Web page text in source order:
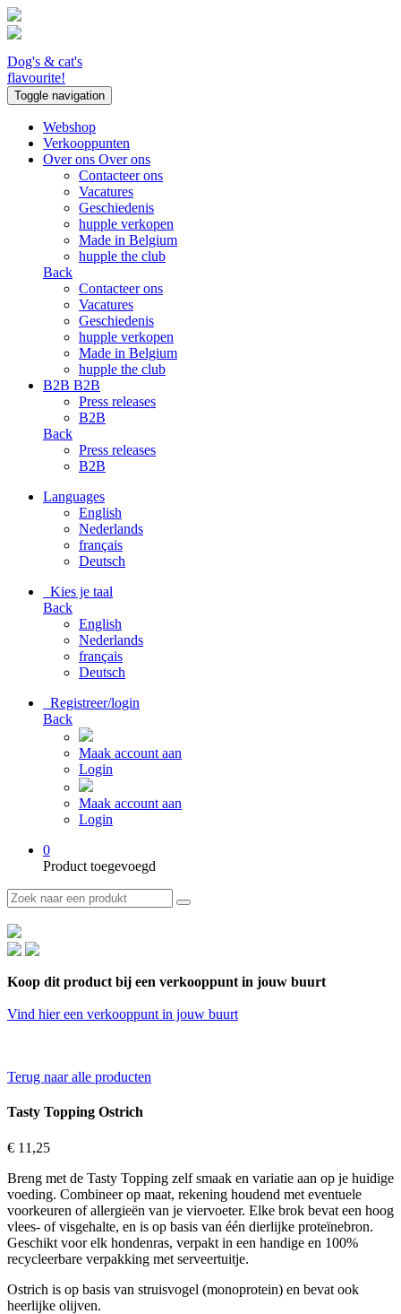
Dog's & cat's
flavourite!
Toggle navigation
Webshop
Verkooppunten
Over ons Over ons
Contacteer ons
Vacatures
Geschiedenis
hupple verkopen
Made in Belgium
hupple the club
Back
Contacteer ons
Vacatures
Geschiedenis
hupple verkopen
Made in Belgium
hupple the club
B2B B2B
Press releases
B2B
Back
Press releases
B2B
Languages
English
Nederlands
français
Deutsch
Kies je taal
Back
English
Nederlands
français
Deutsch
Registreer/login
Back
Maak account aan
Login
Maak account aan
Login
0
Product toegevoegd
Koop dit product bij een verkooppunt in jouw buurt
Vind hier een verkooppunt in jouw buurt
Terug naar alle producten
Tasty Topping Ostrich
€ 11,25
Breng met de Tasty Topping zelf smaak en variatie aan op je huidige
voeding. Combineer op maat, rekening houdend met eventuele
voorkeuren of allergieën van je viervoeter. Elke brok bevat een hoog
vlees- of visgehalte, en is op basis van één dierlijke proteïnebron.
Geschikt voor elk hondenras, verpakt in een handige en 100%
recycleerbare verpakking met serveertuitje.
Ostrich is op basis van struisvogel (monoprotein) en bevat ook
heerlijke olijven.